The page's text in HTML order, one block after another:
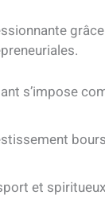
s’impose
et